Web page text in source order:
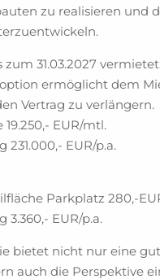
zu realisieren und
zum 31.03.2027
ermöglicht dem
Vertrag zu verlängern.
EUR/mtl.
231.000,- EUR/p.a.
Parkplatz 280,-
3.360,- EUR/p.a.
bietet nicht nur eine
auch die Perspektive